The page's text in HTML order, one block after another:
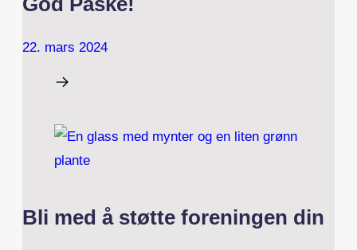
22. mars 2024
Bli med å støtte foreningen din